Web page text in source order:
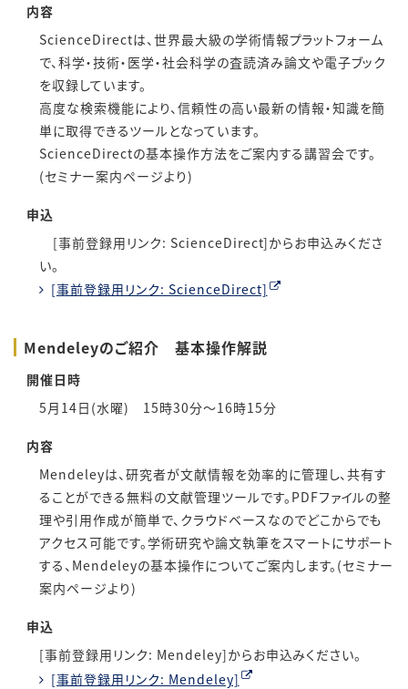
内容
ScienceDirectは、世界最大級の学術情報プラットフォーム
で、科学・技術・医学・社会科学の査読済み論文や電子ブック
を収録しています。
高度な検索機能により、信頼性の高い最新の情報・知識を簡
単に取得できるツールとなっています。
ScienceDirectの基本操作方法をご案内する講習会です。
(セミナー案内ページより)
申込
[事前登録用リンク: ScienceDirect]からお申込みくださ
い。
[事前登録用リンク: ScienceDirect]
Mendeleyのご紹介 基本操作解説
開催日時
5月14日(水曜) 15時30分～16時15分
内容
Mendeleyは、研究者が文献情報を効率的に管理し、共有す
ることができる無料の文献管理ツールです。PDFファイルの整
理や引用作成が簡単で、クラウドベースなのでどこからでも
アクセス可能です。学術研究や論文執筆をスマートにサポート
する、Mendeleyの基本操作についてご案内します。(セミナー
案内ページより)
申込
[事前登録用リンク: Mendeley]からお申込みください。
[事前登録用リンク: Mendeley]